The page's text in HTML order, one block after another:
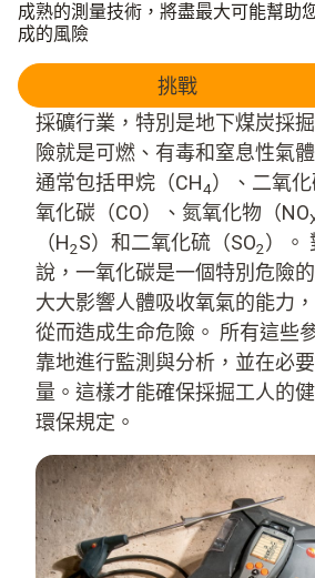
成熟的測量技術，將盡最大可能幫助
成的風險
挑戰
採礦行業，特別是地下煤炭採
險就是可燃、有毒和窒息性氣
通常包括甲烷（CH4）、二氧化
氧化碳（CO）、氮氧化物（NO
（H2S）和二氧化硫（SO2）。
說，一氧化碳是一個特別危險
大大影響人體吸收氧氣的能力
從而造成生命危險。 所有這些
靠地進行監測與分析，並在必
量。這樣才能確保採掘工人的
環保規定。